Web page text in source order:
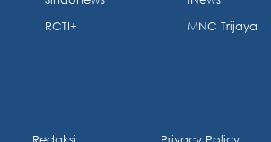
RCTI+
MNC Trijaya